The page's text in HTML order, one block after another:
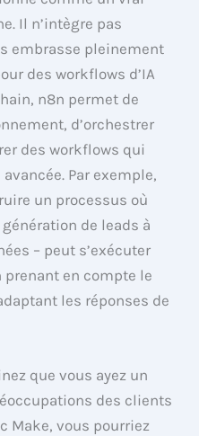
Il n’intègre pas
embrasse pleinement
des workflows d’IA
n8n permet de
d’orchestrer
des workflows qui
Par exemple,
un processus où
de leads à
– peut s’exécuter
en compte le
les réponses de
que vous ayez un
des clients
Make, vous pourriez